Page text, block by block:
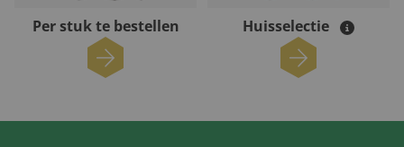
Per stuk te bestellen Huisselectie